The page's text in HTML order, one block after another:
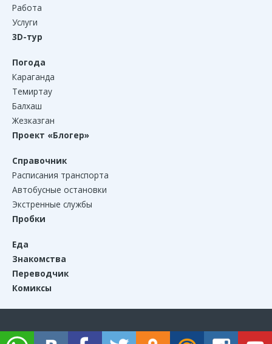
Работа
Услуги
3D-тур
Погода
Караганда
Темиртау
Балхаш
Жезказган
Проект «Блогер»
Справочник
Расписания транспорта
Автобусные остановки
Экстренные службы
Пробки
Еда
Знакомства
Переводчик
Комиксы